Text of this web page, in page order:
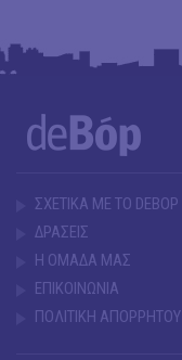
ΣΧΕΤΙΚΑ ΜΕ ΤΟ DEBOP
ΔΡΑΣΕΙΣ
Η ΟΜΑΔΑ ΜΑΣ
ΕΠΙΚΟΙΝΩΝΙΑ
ΠΟΛΙΤΙΚΗ ΑΠΟΡΡΗΤΟΥ